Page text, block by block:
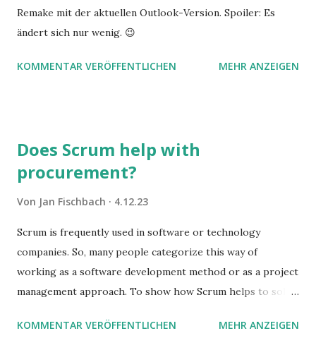
Remake mit der aktuellen Outlook-Version. Spoiler: Es
ändert sich nur wenig. 😉
KOMMENTAR VERÖFFENTLICHEN MEHR ANZEIGEN
Does Scrum help with
procurement?
Von Jan Fischbach 4.12.23
Scrum is frequently used in software or technology
companies. So, many people categorize this way of
working as a software development method or as a project
management approach. To show how Scrum helps to solve
processes.
KOMMENTAR VERÖFFENTLICHEN MEHR ANZEIGEN